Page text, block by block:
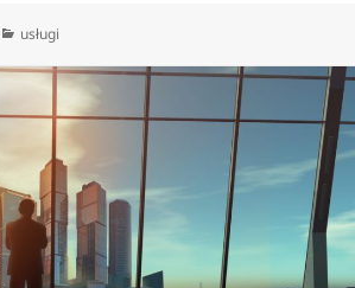
Kategorie
usługi